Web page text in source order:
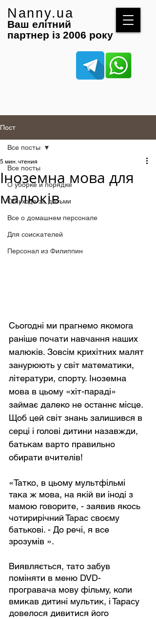
Nanny.ua
Ваш елітний
партнер із 2006 року
Пост
Все посты
О уборке и порядке
Об уходе за детьми
Все о домашнем персонале
Для соискателей
Персонал из Филиппин
Все посты
Іноземна мова для
малюків
5 мин. чтения
Сьогодні ми прагнемо якомога
раніше почати навчання наших
малюків. Зовсім крихітних малят
занурюють у світ математики,
літератури, спорту. Іноземна
мова в цьому «хіт-параді»
займає далеко не останнє місце.
Щоб цей світ знань залишився в
серці і голові дитини назавжди,
батькам варто правильно
обирати вчителів!
«Татко, в цьому мультфільмі
така ж мова, на якій ви іноді з
мамою говорите, - заявив якось
чотирирічний Тарас своєму
батькові. - До речі, я все
зрозумів ».
Виявляється, тато забув
поміняти в меню DVD-
програвача мову фільму, коли
вмикав дитині мультик, і Тарасу
довелося дивитися його